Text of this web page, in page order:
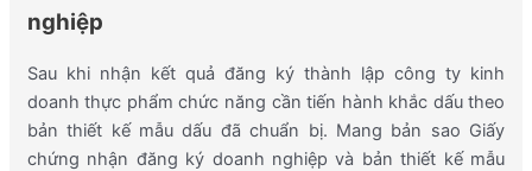
nghiệp
Sau khi nhận kết quả đăng ký thành lập công ty kinh
doanh thực phẩm chức năng cần tiến hành khắc dấu theo
bản thiết kế mẫu dấu đã chuẩn bị. Mang bản sao Giấy
chứng nhận đăng ký doanh nghiệp và bản thiết kế mẫu